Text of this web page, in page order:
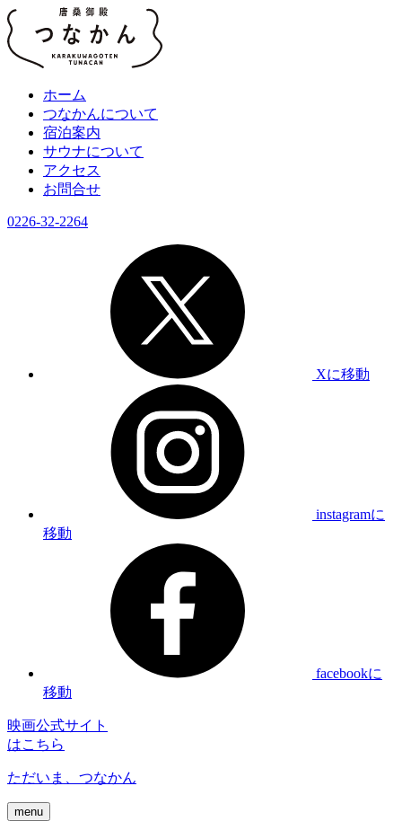
ホーム
つなかんについて
宿泊案内
サウナについて
アクセス
お問合せ
0226-32-2264
Xに移動
instagramに
移動
facebookに
移動
映画公式サイト
はこちら
ただいま、つなかん
menu